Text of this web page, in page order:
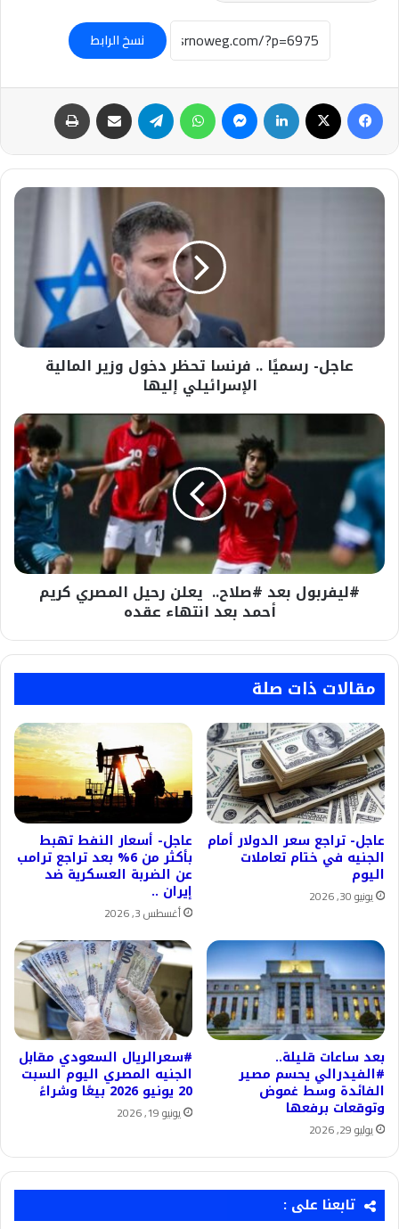
نسخ الرابط
فيسبوك لينكدإن ماسنجر واتساب تيلقرام مشاركة عبر البريد
عاجل-
الإسرائيلي
عاجل- رسميًا .. فرنسا تحظر دخول وزير المالية
الإسرائيلي إليها
#ليفربول
#صلاح..
يعلن
رحيل
المصري
كريم
أحمد
بعد
#ليفربول بعد #صلاح.. يعلن رحيل المصري كريم
أحمد بعد انتهاء عقده
مقالات ذات صلة
عاجل- تراجع سعر الدولار أمام
الجنيه في ختام تعاملات
اليوم
يونيو 30, 2026
عاجل- أسعار النفط تهبط
بأكثر من 6% بعد تراجع ترامب
عن الضربة العسكرية ضد
إيران ..
أغسطس 3, 2026
بعد ساعات قليلة..
#الفيدرالي يحسم مصير
الفائدة وسط غموض
وتوقعات برفعها
يوليو 29, 2026
#سعرالريال السعودي مقابل
الجنيه المصري اليوم السبت
20 يونيو 2026 بيعًا وشراءً
يونيو 19, 2026
تابعنا على :